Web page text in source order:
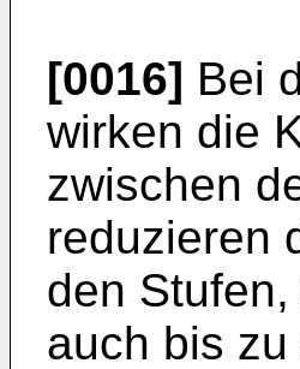
[0016] Bei
wirken die
zwischen
reduzieren
den
auch bis